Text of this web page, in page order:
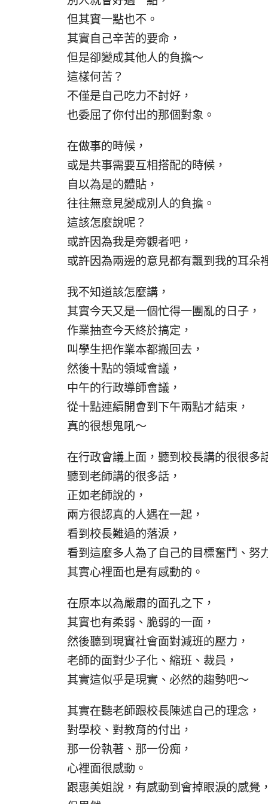
但其實一點也不。
其實自己辛苦的要命，
但是卻變成其他人的負擔～
這樣何苦？
不僅是自己吃力不討好，
也委屈了你付出的那個對象。
在做事的時候，
或是共事需要互相搭配的時候，
自以為是的體貼，
往往無意見變成別人的負擔。
這該怎麼說呢？
或許因為我是旁觀者吧，
或許因為兩邊的意見都有飄到我的耳朵
我不知道該怎麼講，
其實今天又是一個忙得一團亂的日子，
作業抽查今天終於搞定，
叫學生把作業本都搬回去，
然後十點的領域會議，
中午的行政導師會議，
從十點連續開會到下午兩點才結束，
真的很想鬼吼～
在行政會議上面，聽到校長講的很很多
聽到老師講的很多話，
正如老師說的，
兩方很認真的人遇在一起，
看到校長難過的落淚，
看到這麼多人為了自己的目標奮鬥、努
其實心裡面也是有感動的。
在原本以為嚴肅的面孔之下，
其實也有柔弱、脆弱的一面，
然後聽到現實社會面對減班的壓力，
老師的面對少子化、縮班、裁員，
其實這似乎是現實、必然的趨勢吧～
其實在聽老師跟校長陳述自己的理念，
對學校、對教育的付出，
那一份執著、那一份痴，
心裡面很感動。
跟惠美姐說，有感動到會掉眼淚的感覺